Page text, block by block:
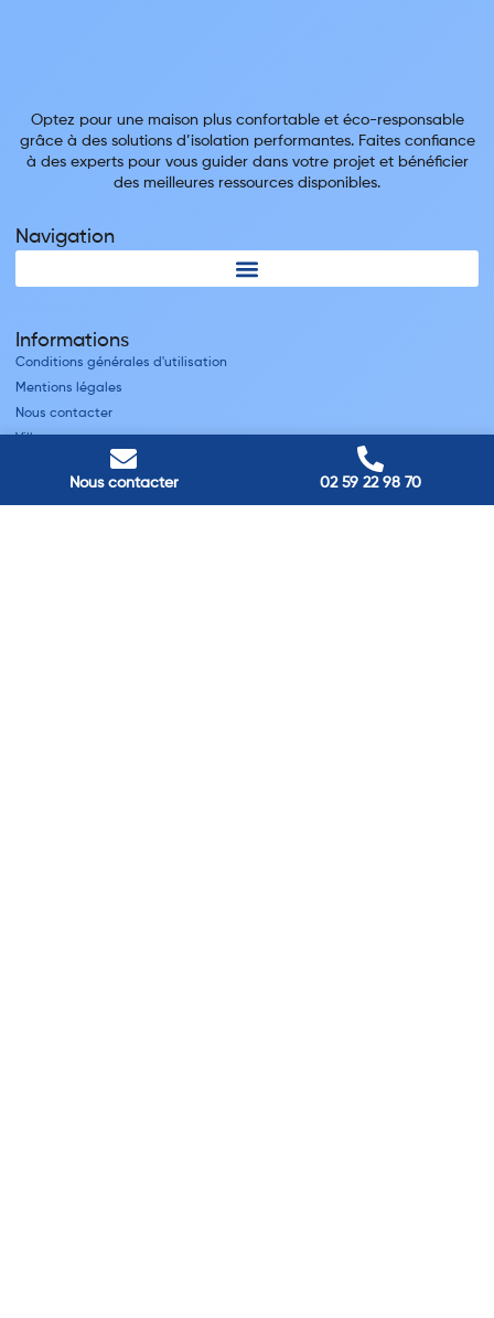
Nous contacter 02 59 22 98 70
Optez pour une maison plus confortable et éco-responsable
grâce à des solutions d’isolation performantes. Faites confiance
à des experts pour vous guider dans votre projet et bénéficier
des meilleures ressources disponibles.
Navigation
Informations
Conditions générales d'utilisation
Mentions légales
Nous contacter
Nos adresses